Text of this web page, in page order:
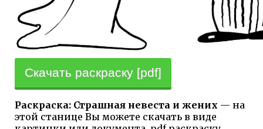
Скачать раскраску [pdf]
Раскраска: Страшная невеста и жених — на
этой станице Вы можете скачать в виде